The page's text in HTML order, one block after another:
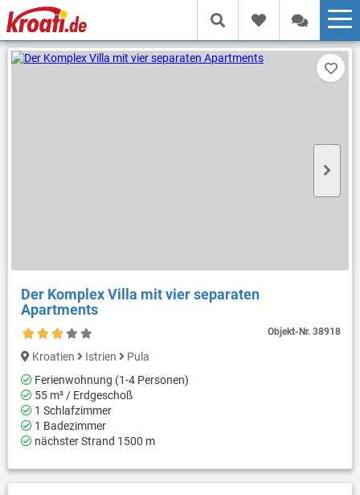
Der Komplex Villa mit vier separaten
Apartments
Objekt-Nr.38918
Kroatien Istrien
Pula
Ferienwohnung (1-4 Personen)
55 m² / Erdgeschoß
1 Schlafzimmer
1 Badezimmer
nächster Strand 1500 m